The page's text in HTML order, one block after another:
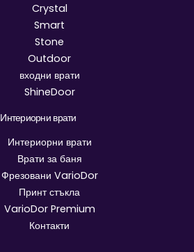
Crystal
Smart
Stone
Outdoor
входни врати
ShineDoor
Интериорни врати
Интериорни врати
Врати за баня
Фрезовани VarioDor
Принт стъкла
VarioDor Premium
Контакти